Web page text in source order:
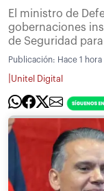
El ministro de
gobernaciones
de Seguridad
Publicación: Hace 1 hora
Unitel Digital